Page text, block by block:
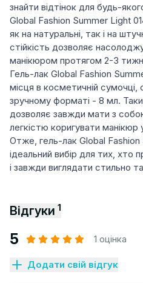
знайти відтінок для будь-
Global Fashion Summer Light
як на натуральні, так і на
стійкість дозволяє
манікюром протягом 2-3
Гель-лак Global Fashion
місця в косметичній сумочці,
зручному форматі - 8 мл.
дозволяє завжди мати з
легкістю коригувати манікюр
Отже, гель-лак Global Fashion
ідеальний вибір для тих, хто
і завжди виглядати стильно
Відгуки 1
5 1 оцінка
Додати свій відгук